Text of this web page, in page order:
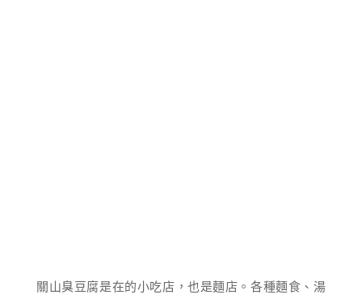
關山臭豆腐是在的小吃店，也是麵店。各種麵食、湯